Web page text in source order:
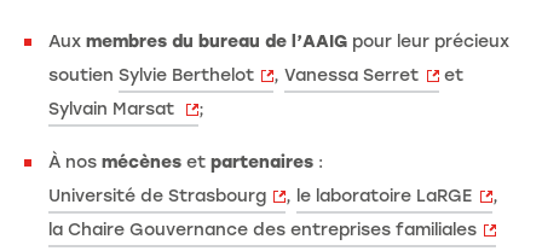
Aux membres du bureau de l’AAIG pour leur précieux
soutien Sylvie Berthelot ,Vanessa Serret
et
Sylvain Marsat
;
À nos mécènes et partenaires :
Université de Strasbourg
, le laboratoire LaRGE
,
la Chaire Gouvernance des entreprises familiales